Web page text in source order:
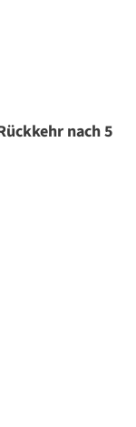
nach 5